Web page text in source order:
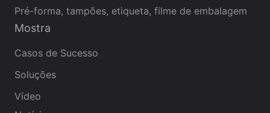
Pré-forma, tampões, etiqueta, filme de embalagem
Mostra
Casos de Sucesso
Soluções
Vídeo